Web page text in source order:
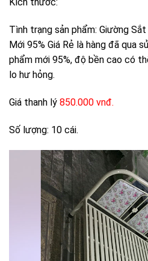
Kích thước:
Tình trạng sản phẩm: Giường
Mới 95% Giá Rẻ là hàng đã qua
phẩm mới 95%, độ bền cao có
lo hư hỏng.
Giá thanh lý 850.000 vnđ.
Số lượng: 10 cái.